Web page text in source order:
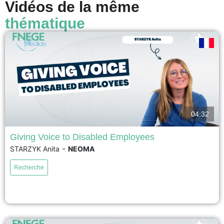
Vidéos de la même
thématique
This research investigates why employees with disabilities struggle to
make their voices heard in organizations. By combining research on
employee voice and workplace disability, it identifies three key dilemmas
04:32
Giving Voice to Disabled Employees
STARZYK Anita - NEOMA
Recherche